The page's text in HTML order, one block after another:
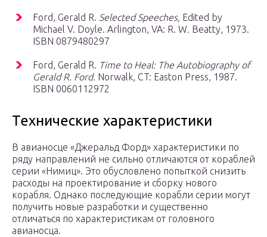
Ford, Gerald R. Selected Speeches, Edited by
Michael V. Doyle. Arlington, VA: R. W. Beatty, 1973.
ISBN 0879480297
Ford, Gerald R. Time to Heal: The Autobiography of
Gerald R. Ford. Norwalk, CT: Easton Press, 1987.
ISBN 0060112972
Технические характеристики
В авианосце «Джеральд Форд» характеристики по
ряду направлений не сильно отличаются от кораблей
серии «Нимиц». Это обусловлено попыткой снизить
расходы на проектирование и сборку нового
корабля. Однако последующие корабли серии могут
получить новые разработки и существенно
отличаться по характеристикам от головного
авианосца.